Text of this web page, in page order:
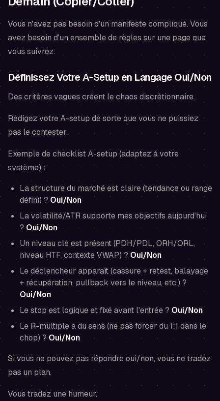
Vous n'avez pas besoin d'un manifeste compliqué. Vous
avez besoin d'un ensemble de règles sur une page que
vous suivrez.
Définissez Votre A-Setup en Langage Oui/Non
Des critères vagues créent le chaos discrétionnaire.
Rédigez votre A-setup de sorte que vous ne puissiez
pas le contester.
Exemple de checklist A-setup (adaptez à votre
système) :
La structure du marché est claire (tendance ou range
défini) ? Oui/Non
La volatilité/ATR supporte mes objectifs aujourd'hui
? Oui/Non
Un niveau clé est présent (PDH/PDL, ORH/ORL,
niveau HTF, contexte VWAP) ? Oui/Non
Le déclencheur apparaît (cassure + retest, balayage
+ récupération, pullback vers le niveau, etc.) ?
Oui/Non
Le stop est logique et fixéavant l'entrée ? Oui/Non
Le R-multiple a du sens (ne pas forcer du 1:1 dans le
chop) ?Oui/Non
Si vous ne pouvez pas répondre oui/non, vous ne tradez
pas un plan.
Vous tradez une humeur.